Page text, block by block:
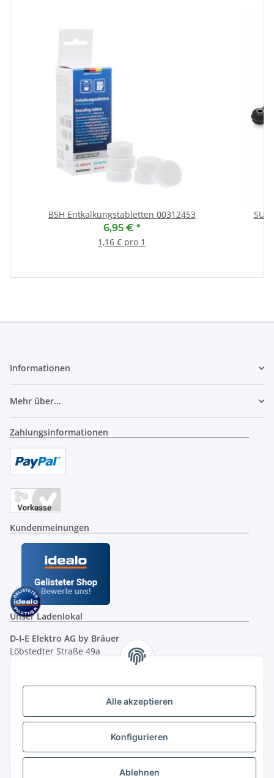
Alle akzeptieren
Konfigurieren
Ablehnen
BSH Entkalkungstabletten 00312453
6,95 € *
1,16 € pro 1
Informationen
Mehr über...
Zahlungsinformationen
Kundenmeinungen
Unser Ladenlokal
D-I-E Elektro AG by Bräuer
Löbstedter Straße 49a
( siehe Google-Maps )
Öffnungszeiten:
10.00 - 18.00 Uhr
Ladenpreis versus Internetpreis
Vertrag widerrufen